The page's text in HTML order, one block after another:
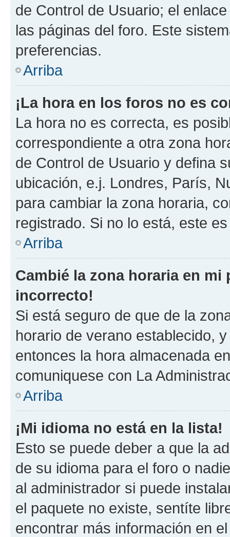
de Control de Usuario; el
las páginas del foro. Este
preferencias.
Arriba
¡La hora en los foros no es
La hora no es correcta, es
correspondiente a otra zona
de Control de Usuario y defina
ubicación, e.j. Londres, París,
para cambiar la zona horaria,
registrado. Si no lo está, este
Arriba
Cambié la zona horaria en
incorrecto!
Si está seguro de que de la
horario de verano establecido,
entonces la hora almacenada
comuniquese con La
Arriba
¡Mi idioma no está en la lista!
Esto se puede deber a que la
de su idioma para el foro o
al administrador si puede
el paquete no existe, sentíte
encontrar más información en